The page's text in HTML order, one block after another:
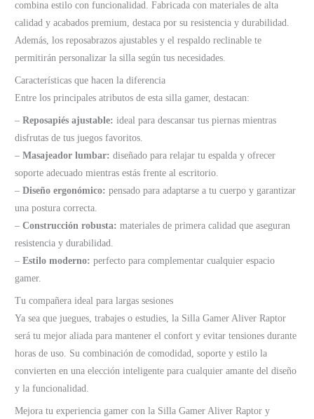
combina estilo con funcionalidad. Fabricada con materiales de alta
calidad y acabados premium, destaca por su resistencia y durabilidad.
Además, los reposabrazos ajustables y el respaldo reclinable te
permitirán personalizar la silla según tus necesidades.
Características que hacen la diferencia
Entre los principales atributos de esta silla gamer, destacan:
–Reposapiés ajustable: ideal para descansar tus piernas mientras
disfrutas de tus juegos favoritos.
–Masajeador lumbar: diseñado para relajar tu espalda y ofrecer
soporte adecuado mientras estás frente al escritorio.
–Diseño ergonómico: pensado para adaptarse a tu cuerpo y garantizar
una postura correcta.
–Construcción robusta: materiales de primera calidad que aseguran
resistencia y durabilidad.
–Estilo moderno: perfecto para complementar cualquier espacio
gamer.
Tu compañera ideal para largas sesiones
Ya sea que juegues, trabajes o estudies, la Silla Gamer Aliver Raptor
será tu mejor aliada para mantener el confort y evitar tensiones durante
horas de uso. Su combinación de comodidad, soporte y estilo la
convierten en una elección inteligente para cualquier amante del diseño
y la funcionalidad.
Mejora tu experiencia gamer con la Silla Gamer Aliver Raptor y